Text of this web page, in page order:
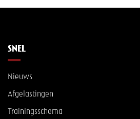
SNEL
Nieuws
Afgelastingen
Trainingsschema